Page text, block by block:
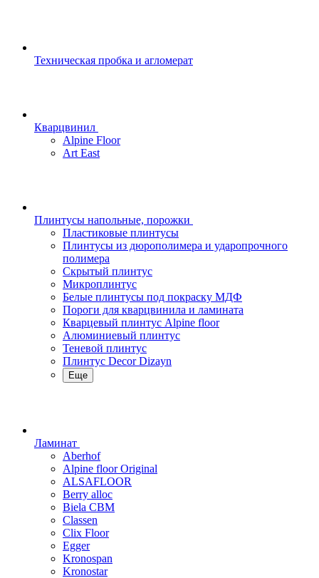
Техническая пробка и агломерат
Кварцвинил
Alpine Floor
Art East
Плинтусы напольные, порожки
Пластиковые плинтусы
Плинтусы из дюрополимера и ударопрочного
полимера
Скрытый плинтус
Микроплинтус
Белые плинтусы под покраску МДФ
Пороги для кварцвинила и ламината
Кварцевый плинтус Alpine floor
Алюминиевый плинтус
Теневой плинтус
Плинтус Decor Dizayn
Еще
Ламинат
Aberhof
Alpine floor Original
ALSAFLOOR
Berry alloc
Biela CBM
Classen
Clix Floor
Egger
Kronospan
Kronostar